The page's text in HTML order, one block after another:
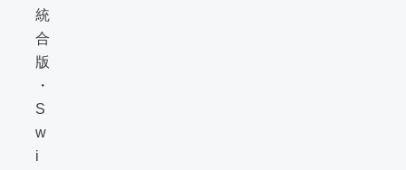
統
合
版
・
S
w
i